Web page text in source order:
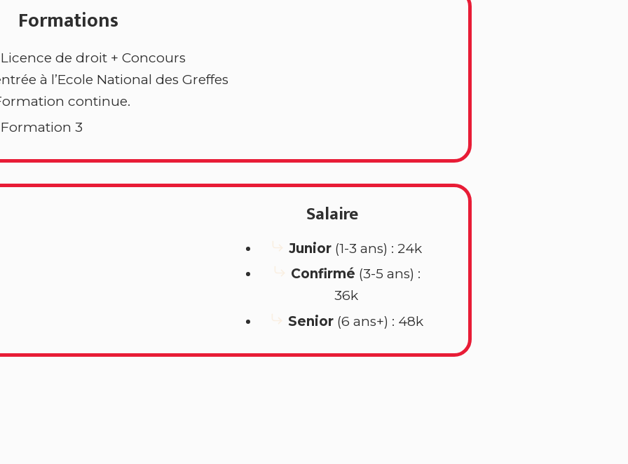
Formations
Licence de droit + Concours
à l’Ecole National des Greffes
continue.
Formation 3
Salaire
Junior (1-3 ans) : 24k
Confirmé (3-5 ans) :
36k
Senior (6 ans+) : 48k